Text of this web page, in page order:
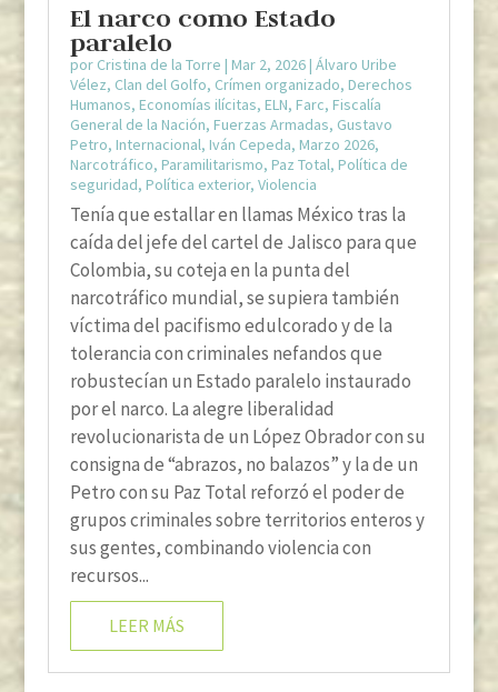
El narco como Estado
paralelo
por Cristina de la Torre | Mar 2, 2026| Álvaro Uribe
Vélez, Clan del Golfo, Crímen organizado, Derechos
Humanos, Economías ilícitas, ELN, Farc, Fiscalía
General de la Nación, Fuerzas Armadas, Gustavo
Petro, Internacional, Iván Cepeda, Marzo 2026,
Narcotráfico, Paramilitarismo, Paz Total, Política de
seguridad, Política exterior, Violencia
Tenía que estallar en llamas México tras la
caída del jefe del cartel de Jalisco para que
Colombia, su coteja en la punta del
narcotráfico mundial, se supiera también
víctima del pacifismo edulcorado y de la
tolerancia con criminales nefandos que
robustecían un Estado paralelo instaurado
por el narco. La alegre liberalidad
revolucionarista de un López Obrador con su
consigna de “abrazos, no balazos” y la de un
Petro con su Paz Total reforzó el poder de
grupos criminales sobre territorios enteros y
sus gentes, combinando violencia con
recursos...
LEER MÁS